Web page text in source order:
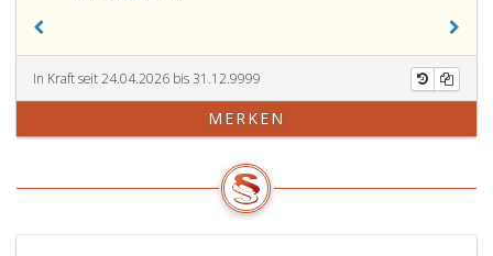
(Stadtrundfahrten-
festzusetzen.
hat
sie
der
Verfügung
daß
bestimmte
Arten
insbesondere
solche,
die
aller
zu
ihrem
aufgehoben
durch
Bundesgesetzblatt
Nr. 518
1994,)
In Kraft seit 24.04.2026 bis 31.12.9999
MERKEN